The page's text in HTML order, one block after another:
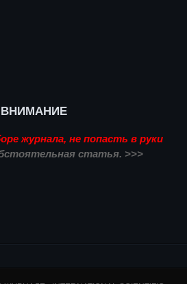
ВНИМАНИЕ
журнала, не попасть в руки
статья. >>>